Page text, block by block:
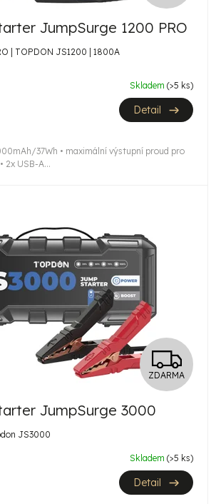
D
A
M
A
JumpSurge 1200 PRO
| TOPDON JS1200 | 1800A
Skladem (>5 ks)
Detail
37Wh • maximální výstupní proud pro
2x USB-A...
Z
D
R
M
ZDARMA
JumpSurge 3000
JS3000
Skladem (>5 ks)
Detail